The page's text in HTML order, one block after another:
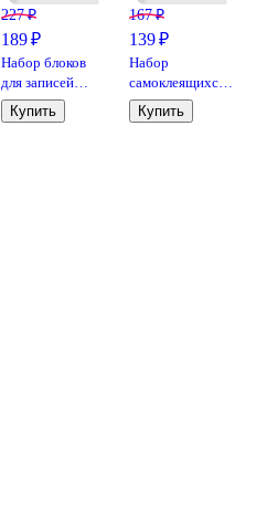
227 ₽
189 ₽
Набор блоков
для записей
«Make your
mark»,
Купить
167 ₽
139 ₽
Набор
самоклеящихся
закладок «Make
your mark»,
Купить